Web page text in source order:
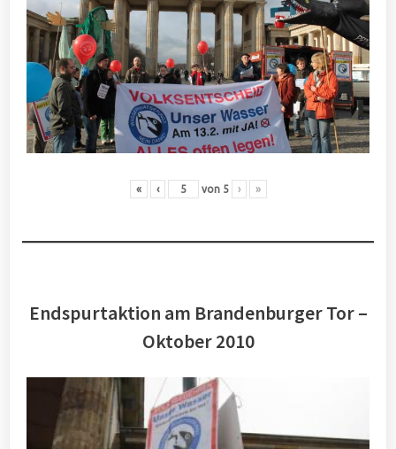
« ‹ von 5 › »
Endspurtaktion am Brandenburger Tor –
Oktober 2010